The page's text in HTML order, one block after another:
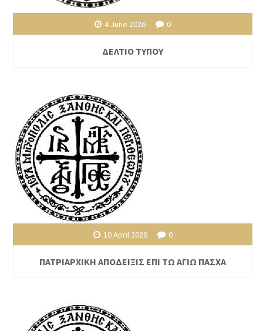
4 June 2026 0
ΔΕΛΤΙΟ ΤΥΠΟΥ
10 April 2026 0
ΠΑΤΡΙΑΡΧΙΚΗ ΑΠΟΔΕΙΞΙΣ ΕΠΙ ΤΩ ΑΓΙΩ ΠΑΣΧΑ